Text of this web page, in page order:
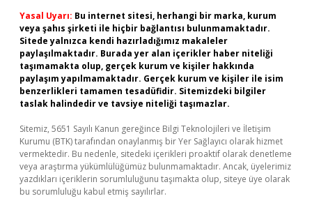
Yasal Uyarı: Bu internet sitesi, herhangi bir marka, kurum
veya şahıs şirketi ile hiçbir bağlantısı bulunmamaktadır.
Sitede yalnızca kendi hazırladığımız makaleler
paylaşılmaktadır. Burada yer alan içerikler haber niteliği
taşımamakta olup, gerçek kurum ve kişiler hakkında
paylaşım yapılmamaktadır. Gerçek kurum ve kişiler ile isim
benzerlikleri tamamen tesadüfidir. Sitemizdeki bilgiler
taslak halindedir ve tavsiye niteliği taşımazlar.
Sitemiz, 5651 Sayılı Kanun gereğince Bilgi Teknolojileri ve İletişim
Kurumu (BTK) tarafından onaylanmış bir Yer Sağlayıcı olarak hizmet
vermektedir. Bu nedenle, sitedeki içerikleri proaktif olarak denetleme
veya araştırma yükümlülüğümüz bulunmamaktadır. Ancak, üyelerimiz
yazdıkları içeriklerin sorumluluğunu taşımakta olup, siteye üye olarak
bu sorumluluğu kabul etmiş sayılırlar.